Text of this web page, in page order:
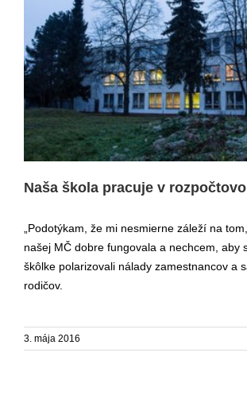
Naša škola pracuje v rozpočtovom
Naša škola pracuje v
„Podotýkam, že mi nesmierne záleží na
našej MČ dobre fungovala a nechcem, aby
škôlke polarizovali nálady zamestnancov a
rodičov.
3. mája 2016